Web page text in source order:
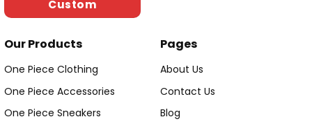
Custom
Our Products
One Piece Clothing
One Piece Accessories
One Piece Sneakers
Pages
About Us
Contact Us
Blog